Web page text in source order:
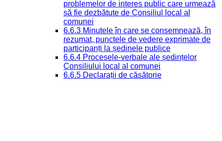
problemelor de interes public care urmează
să fie dezbătute de Consiliul local al
comunei
6.6.3 Minutele în care se consemnează, în
rezumat, punctele de vedere exprimate de
participanți la ședinele publice
6.6.4 Procesele-verbale ale ședințelor
Consiliului local al comunei
6.6.5 Declarații de căsătorie